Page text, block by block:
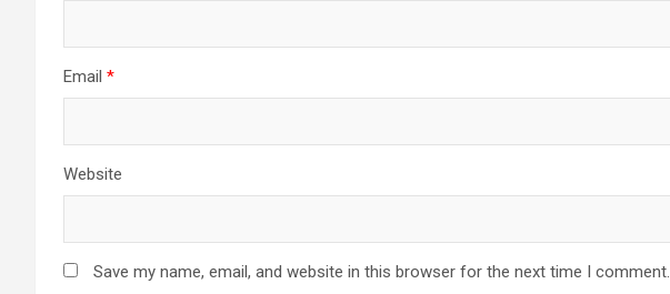
Email *
Website
Save my name, email, and website in this browser for the next time I comment.